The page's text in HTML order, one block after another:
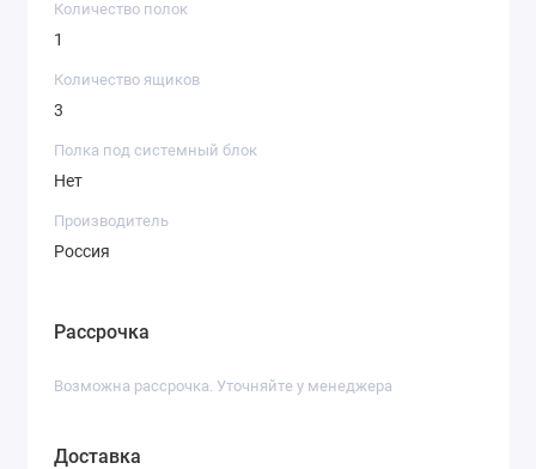
Количество полок
1
Количество ящиков
3
Полка под системный блок
Нет
Производитель
Россия
Рассрочка
Возможна рассрочка. Уточняйте у менеджера
Доставка